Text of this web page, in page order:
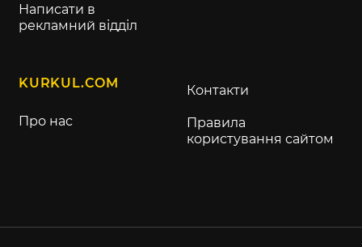
Написати в
рекламний відділ
KURKUL.COM
Про нас
Контакти
Правила
користування сайтом